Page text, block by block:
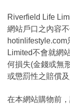
Riverfield Life
網站戶口之內容
Limited不會就網
何損失(金錢或無
或懲罰性之賠償
在本網站購物前